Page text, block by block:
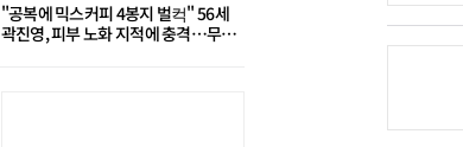
"공복에 믹스커피 4봉지 벌컥" 56세
곽진영, 피부 노화 지적에 충격…무슨